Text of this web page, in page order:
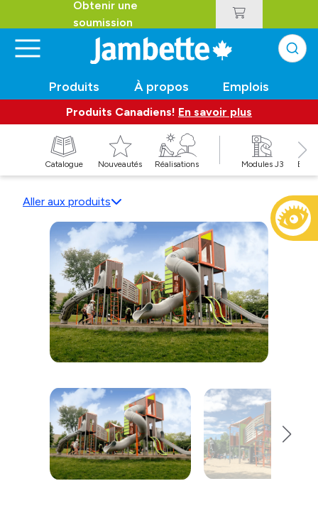
Obtenir une
soumission
Produits À propos Emplois
Produits Canadiens! En savoir plus
Catalogue Nouveautés Réalisations Modules J3
Aller aux produits